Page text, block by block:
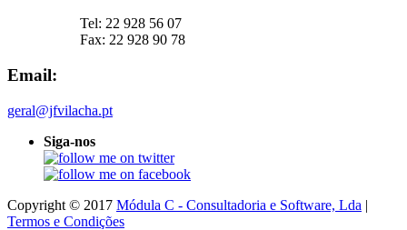
Tel: 22 928 56 07
Fax: 22 928 90 78
Email:
geral@jfvilacha.pt
Siga-nos
Copyright © 2017 Módula C - Consultadoria e Software, Lda |
Termos e Condições